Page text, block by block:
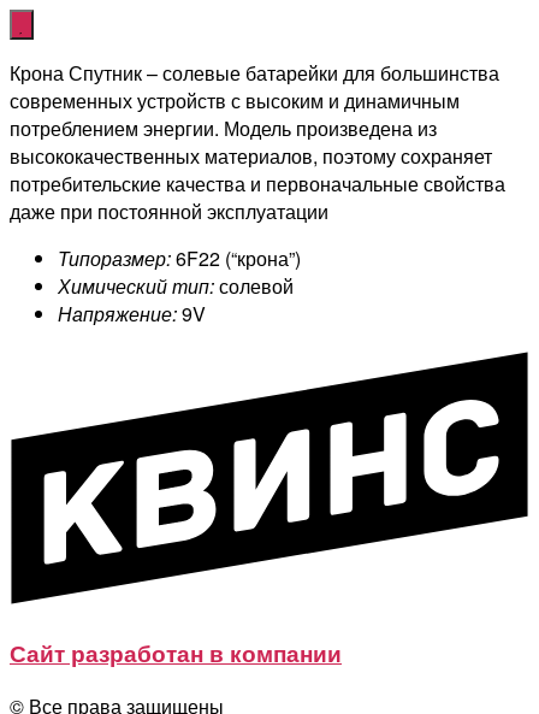
Крона Спутник – солевые батарейки для большинства
современных устройств с высоким и динамичным
потреблением энергии. Модель произведена из
высококачественных материалов, поэтому сохраняет
потребительские качества и первоначальные свойства
даже при постоянной эксплуатации
Типоразмер:6F22 (“крона”)
Химический тип:солевой
Напряжение:9V
Сайт разработан в компании
© Все права защищены